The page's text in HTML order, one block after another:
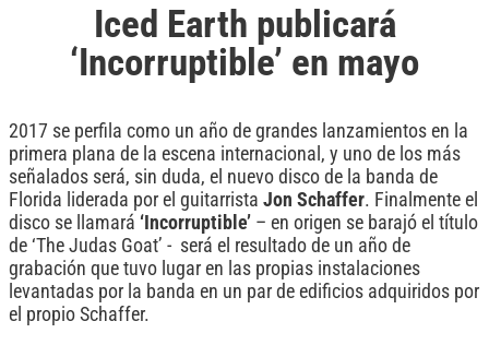
Iced Earth publicará
‘Incorruptible’ en mayo
2017 se perfila como un año de grandes lanzamientos en la
primera plana de la escena internacional, y uno de los más
señalados será, sin duda, el nuevo disco de la banda de
Florida liderada por el guitarrista Jon Schaffer. Finalmente el
disco se llamará ‘Incorruptible’ – en origen se barajó el título
de ‘The Judas Goat’ - será el resultado de un año de
grabación que tuvo lugar en las propias instalaciones
levantadas por la banda en un par de edificios adquiridos por
el propio Schaffer.